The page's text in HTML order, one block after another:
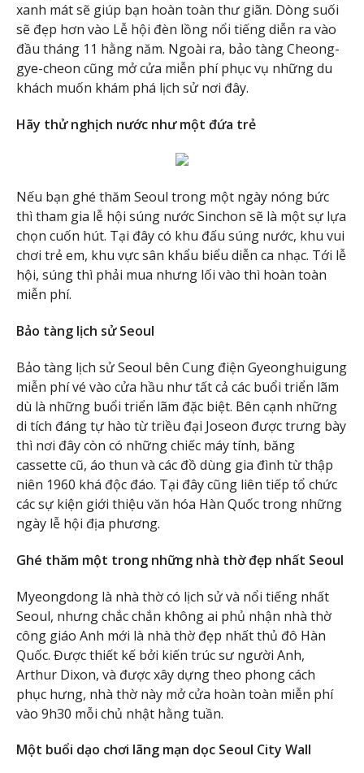
xanh mát sẽ giúp bạn hoàn toàn thư giãn. Dòng suối
sẽ đẹp hơn vào Lễ hội đèn lồng nổi tiếng diễn ra vào
đầu tháng 11 hằng năm. Ngoài ra, bảo tàng Cheong-
gye-cheon cũng mở cửa miễn phí phục vụ những du
khách muốn khám phá lịch sử nơi đây.
Hãy thử nghịch nước như một đứa trẻ
Nếu bạn ghé thăm Seoul trong một ngày nóng bức
thì tham gia lễ hội súng nước Sinchon sẽ là một sự lựa
chọn cuốn hút. Tại đây có khu đấu súng nước, khu vui
chơi trẻ em, khu vực sân khẩu biểu diễn ca nhạc. Tới lễ
hội, súng thì phải mua nhưng lối vào thì hoàn toàn
miễn phí.
Bảo tàng lịch sử Seoul
Bảo tàng lịch sử Seoul bên Cung điện Gyeonghuigung
miễn phí vé vào cửa hầu như tất cả các buổi triển lãm
dù là những buổi triển lãm đặc biệt. Bên cạnh những
di tích đáng tự hào từ triều đại Joseon được trưng bày
thì nơi đây còn có những chiếc máy tính, băng
cassette cũ, áo thun và các đồ dùng gia đình từ thập
niên 1960 khá độc đáo. Tại đây cũng liên tiếp tổ chức
các sự kiện giới thiệu văn hóa Hàn Quốc trong những
ngày lễ hội địa phương.
Ghé thăm một trong những nhà thờ đẹp nhất Seoul
Myeongdong là nhà thờ có lịch sử và nổi tiếng nhất
Seoul, nhưng chắc chắn không ai phủ nhận nhà thờ
công giáo Anh mới là nhà thờ đẹp nhất thủ đô Hàn
Quốc. Được thiết kế bởi kiến trúc sư người Anh,
Arthur Dixon, và được xây dựng theo phong cách
phục hưng, nhà thờ này mở cửa hoàn toàn miễn phí
vào 9h30 mỗi chủ nhật hằng tuần.
Một buổi dạo chơi lãng mạn dọc Seoul City Wall